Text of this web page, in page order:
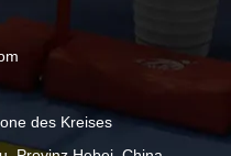
des Kreises